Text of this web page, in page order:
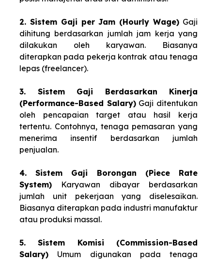
2. Sistem Gaji per Jam (Hourly Wage) Gaji
dihitung berdasarkan jumlah jam kerja yang
dilakukan oleh karyawan. Biasanya
diterapkan pada pekerja kontrak atau tenaga
lepas (freelancer).
3. Sistem Gaji Berdasarkan Kinerja
(Performance-Based Salary)Gaji ditentukan
oleh pencapaian target atau hasil kerja
tertentu. Contohnya, tenaga pemasaran yang
menerima insentif berdasarkan jumlah
penjualan.
4. Sistem Gaji Borongan (Piece Rate
System) Karyawan dibayar berdasarkan
jumlah unit pekerjaan yang diselesaikan.
Biasanya diterapkan pada industri manufaktur
atau produksi massal.
5. Sistem Komisi (Commission-Based
Salary) Umum digunakan pada tenaga